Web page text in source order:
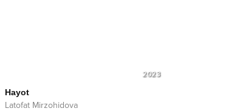
2023
Hayot
Latofat Mirzohidova